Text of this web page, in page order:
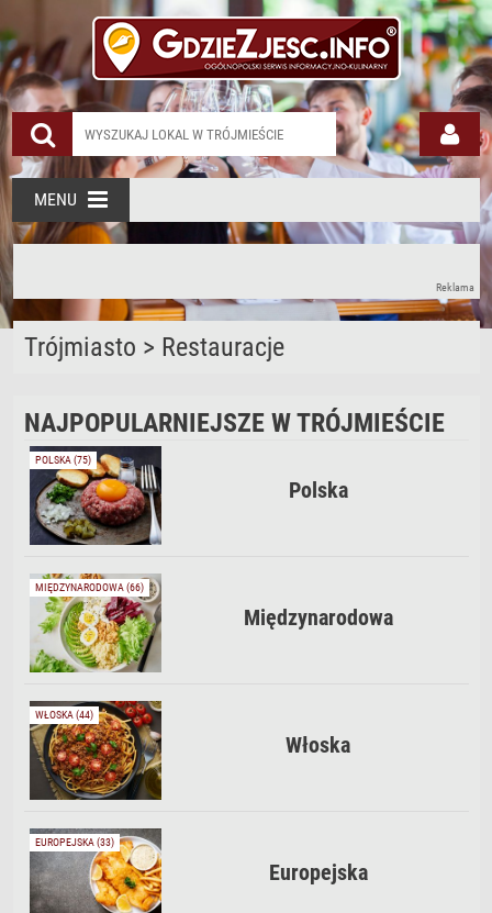
MENU
Reklama
Trójmiasto > Restauracje
NAJPOPULARNIEJSZE W TRÓJMIEŚCIE
POLSKA (75)
Polska
MIĘDZYNARODOWA (66)
Międzynarodowa
WŁOSKA (44)
Włoska
EUROPEJSKA (33)
Europejska